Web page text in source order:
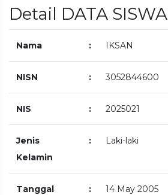
Detail DATA SISWA
Nama : IKSAN
NISN : 3052844600
NIS : 2025021
Jenis
Kelamin
: Laki-laki
Tanggal
: 14 May 2005